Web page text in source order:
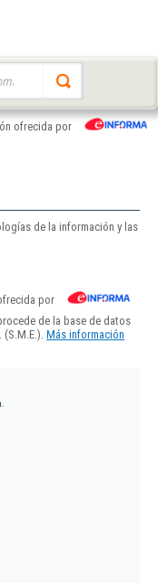
ofrecida por
de la información y las
por
de la base de datos
(S.M.E.). Más información